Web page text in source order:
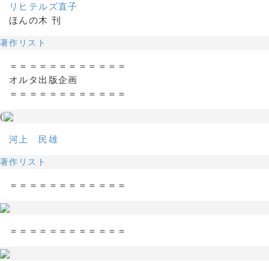
リヒテルズ直子
ほんの木 刊
著作リスト
＝＝＝＝＝＝＝＝＝＝＝＝
オルタ出版企画
＝＝＝＝＝＝＝＝＝＝＝＝
(
河上 民雄
著作リスト
＝＝＝＝＝＝＝＝＝＝＝＝
＝＝＝＝＝＝＝＝＝＝＝＝